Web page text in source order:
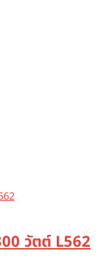
วัตต์ L562